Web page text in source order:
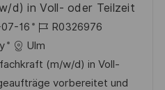
d) in Voll- oder Teilzeit
16
J
o
b
I
R0326976
Ulm
(m/w/d) in Voll-
vorbereitet und